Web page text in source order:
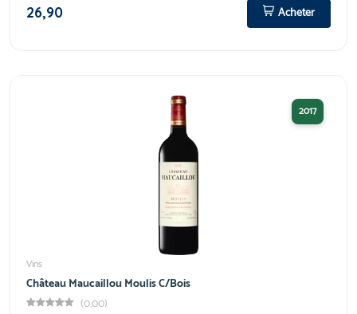
26,90 Acheter
2017
Vins
Château Maucaillou Moulis C/Bois
(0,00)